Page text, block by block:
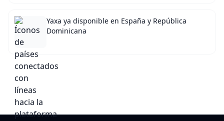
Yaxa ya disponible en España y República
Dominicana